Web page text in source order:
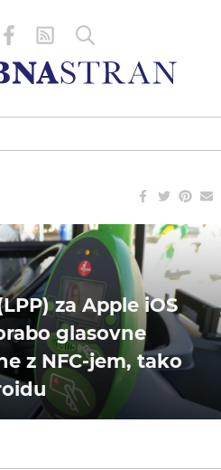
za Apple iOS
glasovne
z NFC-jem, tako